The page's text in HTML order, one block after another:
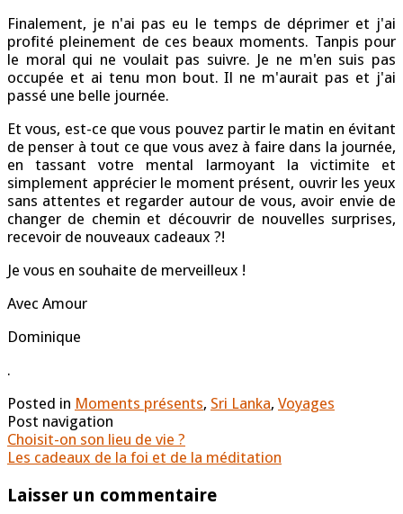
Finalement, je n'ai pas eu le temps de déprimer et j'ai
profité pleinement de ces beaux moments. Tanpis pour
le moral qui ne voulait pas suivre. Je ne m'en suis pas
occupée et ai tenu mon bout. Il ne m'aurait pas et j'ai
passé une belle journée.
Et vous, est-ce que vous pouvez partir le matin en évitant
de penser à tout ce que vous avez à faire dans la journée,
en tassant votre mental larmoyant la victimite et
simplement apprécier le moment présent, ouvrir les yeux
sans attentes et regarder autour de vous, avoir envie de
changer de chemin et découvrir de nouvelles surprises,
recevoir de nouveaux cadeaux ?!
Je vous en souhaite de merveilleux !
Avec Amour
Dominique
.
Posted in Moments présents, Sri Lanka, Voyages
Post navigation
Choisit-on son lieu de vie ?
Les cadeaux de la foi et de la méditation
Laisser un commentaire